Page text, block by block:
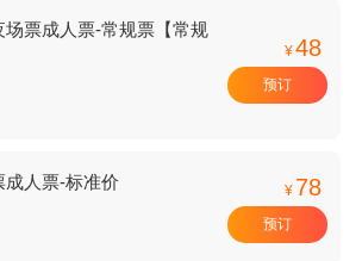
票成人票-常规票【常规
¥48
预订
成人票-标准价 ¥ 78
预订